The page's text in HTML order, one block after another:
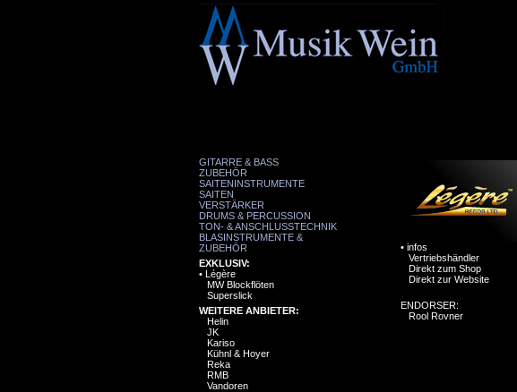
GITARRE & BASS
ZUBEHÖR
SAITENINSTRUMENTE
SAITEN
VERSTÄRKER
DRUMS & PERCUSSION
TON- & ANSCHLUSSTECHNIK
BLASINSTRUMENTE &
ZUBEHÖR
EXKLUSIV:
• Légère
MW Blockflöten
Superslick
WEITERE ANBIETER:
Helin
JK
Kariso
Kühnl & Hoyer
Reka
RMB
Vandoren
• infos
Vertriebshändler
Direkt zum Shop
Direkt zur Website
ENDORSER:
Rool Rovner